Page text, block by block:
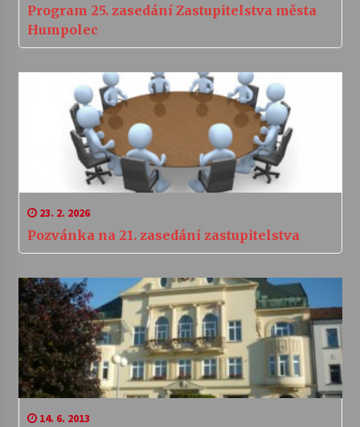
Program 25. zasedání Zastupitelstva města
Humpolec
23. 2. 2026
Pozvánka na 21. zasedání zastupitelstva
14. 6. 2013